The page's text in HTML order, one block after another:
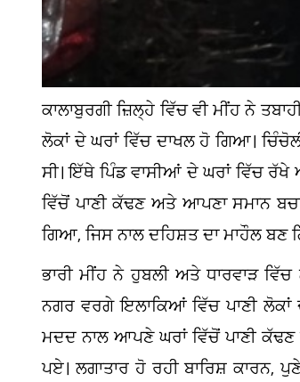
ਕਾਲਾਬੁਰਗੀ ਜ਼ਿਲ੍ਹੇ ਵਿੱਚ ਵੀ ਮੀਂਹ ਨੇ
ਲੋਕਾਂ ਦੇ ਘਰਾਂ ਵਿੱਚ ਦਾਖਲ ਹੋ ਗਿਆ।
ਸੀ। ਇੱਥੇ ਪਿੰਡ ਵਾਸੀਆਂ ਦੇ ਘਰਾਂ ਵਿੱਚ
ਵਿੱਚੋਂ ਪਾਣੀ ਕੱਢਣ ਅਤੇ ਆਪਣਾ ਸਮਾਨ
ਗਿਆ, ਜਿਸ ਨਾਲ ਦਹਿਸ਼ਤ ਦਾ ਮਾਹੌਲ ਬਣ
ਭਾਰੀ ਮੀਂਹ ਨੇ ਹੁਬਲੀ ਅਤੇ ਧਾਰਵਾੜ
ਨਗਰ ਵਰਗੇ ਇਲਾਕਿਆਂ ਵਿੱਚ ਪਾਣੀ
ਮਦਦ ਨਾਲ ਆਪਣੇ ਘਰਾਂ ਵਿੱਚੋਂ ਪਾਣੀ
ਪਏ। ਲਗਾਤਾਰ ਹੋ ਰਹੀ ਬਾਰਿਸ਼ ਕਾਰਨ,